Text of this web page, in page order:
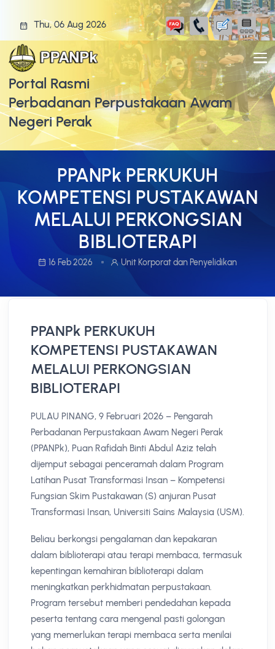
Thu, 06 Aug 2026
Portal Rasmi
Perbadanan Perpustakaan Awam
Negeri Perak
PPANPk PERKUKUH
KOMPETENSI PUSTAKAWAN
MELALUI PERKONGSIAN
BIBLIOTERAPI
16 Feb 2026 Unit Korporat dan Penyelidikan
PPANPk PERKUKUH
KOMPETENSI PUSTAKAWAN
MELALUI PERKONGSIAN
BIBLIOTERAPI
PULAU PINANG, 9 Februari 2026 – Pengarah
Perbadanan Perpustakaan Awam Negeri Perak
(PPANPk), Puan Rafidah Binti Abdul Aziz telah
dijemput sebagai penceramah dalam Program
Latihan Pusat Transformasi Insan – Kompetensi
Fungsian Skim Pustakawan (S) anjuran Pusat
Transformasi Insan, Universiti Sains Malaysia (USM).
Beliau berkongsi pengalaman dan kepakaran
dalam biblioterapi atau terapi membaca, termasuk
kepentingan kemahiran biblioterapi dalam
meningkatkan perkhidmatan perpustakaan.
Program tersebut memberi pendedahan kepada
peserta tentang cara mengenal pasti golongan
yang memerlukan terapi membaca serta menilai